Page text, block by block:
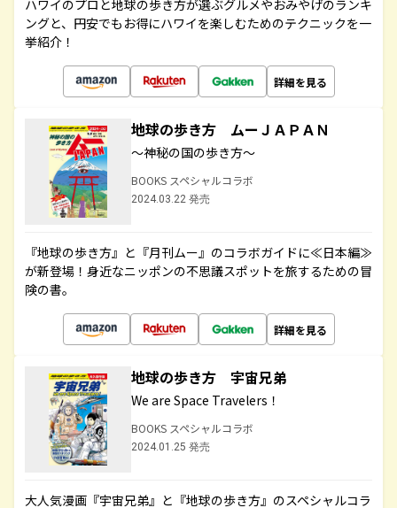
ハワイのプロと地球の歩き方が選ぶグルメやおみやげのランキ
ングと、円安でもお得にハワイを楽しむためのテクニックを一
挙紹介！
詳細を見る
地球の歩き方 ムーＪＡＰＡＮ
～神秘の国の歩き方～
BOOKS スペシャルコラボ
2024.03.22 発売
『地球の歩き方』と『月刊ムー』のコラボガイドに≪日本編≫
が新登場！身近なニッポンの不思議スポットを旅するための冒
険の書。
詳細を見る
地球の歩き方 宇宙兄弟
We are Space Travelers！
BOOKS スペシャルコラボ
2024.01.25 発売
大人気漫画『宇宙兄弟』と『地球の歩き方』のスペシャルコラ